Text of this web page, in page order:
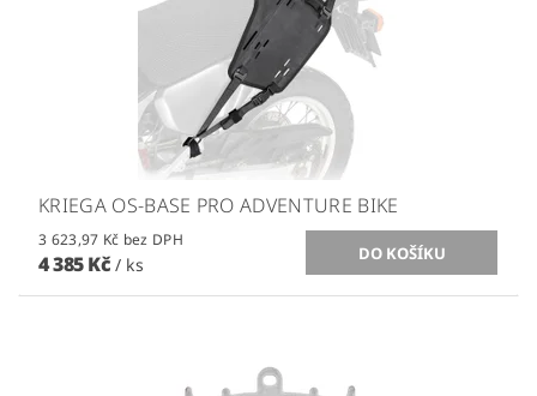
KRIEGA OS-BASE PRO ADVENTURE BIKE
3 623,97 Kč bez DPH
4 385 Kč / ks